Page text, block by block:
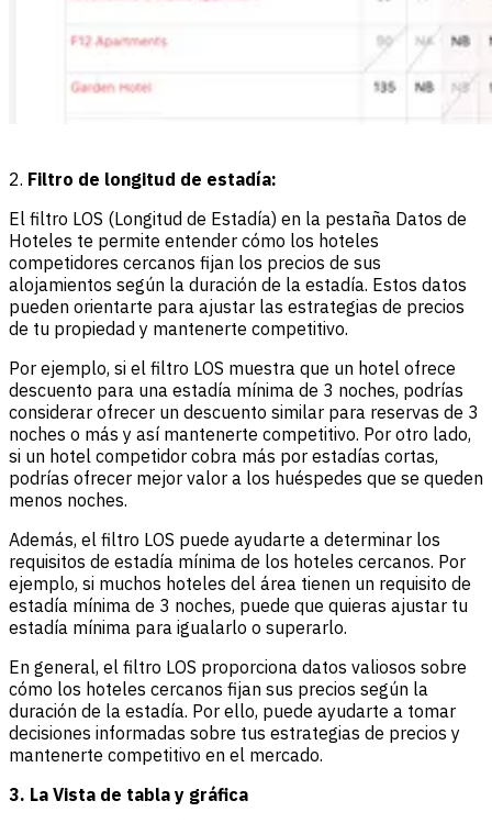
2. Filtro de longitud de estadía:
El filtro LOS (Longitud de Estadía) en la pestaña Datos de
Hoteles te permite entender cómo los hoteles
competidores cercanos fijan los precios de sus
alojamientos según la duración de la estadía. Estos datos
pueden orientarte para ajustar las estrategias de precios
de tu propiedad y mantenerte competitivo.
Por ejemplo, si el filtro LOS muestra que un hotel ofrece
descuento para una estadía mínima de 3 noches, podrías
considerar ofrecer un descuento similar para reservas de 3
noches o más y así mantenerte competitivo. Por otro lado,
si un hotel competidor cobra más por estadías cortas,
podrías ofrecer mejor valor a los huéspedes que se queden
menos noches.
Además, el filtro LOS puede ayudarte a determinar los
requisitos de estadía mínima de los hoteles cercanos. Por
ejemplo, si muchos hoteles del área tienen un requisito de
estadía mínima de 3 noches, puede que quieras ajustar tu
estadía mínima para igualarlo o superarlo.
En general, el filtro LOS proporciona datos valiosos sobre
cómo los hoteles cercanos fijan sus precios según la
duración de la estadía. Por ello, puede ayudarte a tomar
decisiones informadas sobre tus estrategias de precios y
mantenerte competitivo en el mercado.
3. La Vista de tabla y gráfica